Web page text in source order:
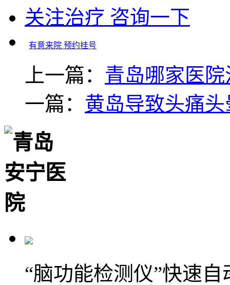
关注治疗 咨询一下
有意来院 预约挂号
上一篇： 青岛哪家医
一篇： 黄岛导致头痛
“脑功能检测仪”快速